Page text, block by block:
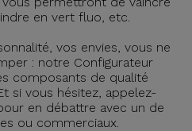
en vert fluo, etc.
vos envies, vous ne
: notre Configurateur
composants de qualité
si vous hésitez, appelez-
en débattre avec un de
ou commerciaux.